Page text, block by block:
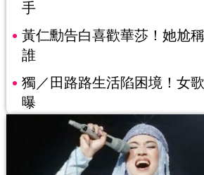
手
黃仁勳告白喜歡華莎！她尬
誰
獨／田路路生活陷困境！女
曝